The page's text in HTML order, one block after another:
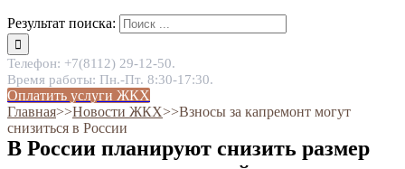
Результат поиска:
Телефон: +7(8112) 29-12-50.
Время работы: Пн.-Пт. 8:30-17:30.
Оплатить услуги ЖКХ
Главная˃˃Новости ЖКХ˃˃Взносы за капремонт могут
снизиться в России
В России планируют снизить размер